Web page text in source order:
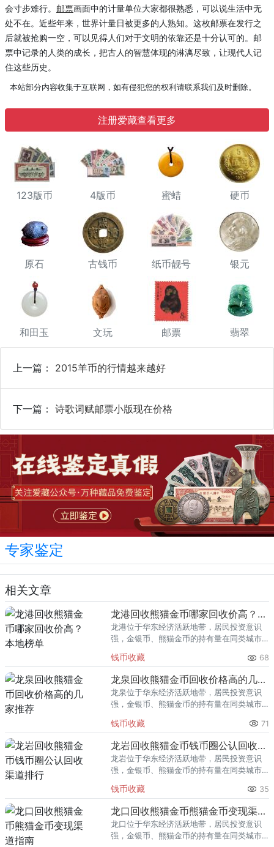
会寸步难行。 邮票画面中的计量单位大家都很熟悉，可以说生活中无
处不在。近些年来，世界计量日被更多的人熟知。这枚邮票在发行之
后就被抢购一空，可以见得人们对于文明的依靠还是十分认可的。邮
票中记录的人类的成长，把古人的智慧体现的淋漓尽致，让现代人记
住这些历史。
本站部分内容收集于互联网，如有侵犯您的权利请联系我们及时删除。
注册爱藏查看更多
123版币 4版币 蜜蜡 硬币
原石 古钱币 纸币靓号 银元
和田玉 文玩 邮票 翡翠
上一篇： 2015羊币的行情越来越好
下一篇： 诗歌词赋邮票小版现在价格
专家鉴定
相关文章
龙港回收熊猫金币哪家回收价高？本地榜单
龙港位于华东经济活跃地带，居民投资意识
强，金银币、熊猫金币的持有量在同类城市
熊猫金币的需求就明显升温，但鱼龙混杂的
回收渠道里，能精准识别版别溢
钱币收藏 68
龙泉回收熊猫金币回收价格高的几家推荐
龙泉位于华东经济活跃地带，居民投资意识
强，金银币、熊猫金币的持有量在同类城市
熊猫金币的需求就明显升温，但鱼龙混杂的
回收渠道里，能精准识别版别溢
钱币收藏 71
龙岩回收熊猫金币钱币圈公认回收渠道排行
龙岩位于华东经济活跃地带，居民投资意识
强，金银币、熊猫金币的持有量在同类城市
熊猫金币的需求就明显升温，但鱼龙混杂的
回收渠道里，能精准识别版别溢
钱币收藏 35
龙口回收熊猫金币熊猫金币变现渠道指南
龙口位于华东经济活跃地带，居民投资意识
强，金银币、熊猫金币的持有量在同类城市